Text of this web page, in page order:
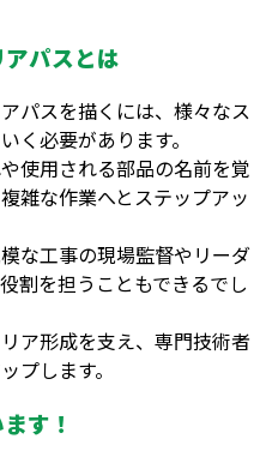
パスとは
パスを描くには、様々なス
く必要があります。
使用される部品の名前を覚
雑な作業へとステップアッ
な工事の現場監督やリーダ
割を担うこともできるでし
ア形成を支え、専門技術者
プします。
す！